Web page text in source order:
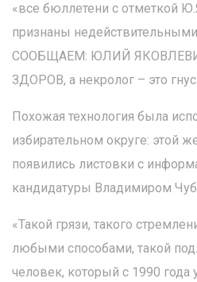
«все бюллетени с отметкой
признаны
СООБЩАЕМ: ЮЛИЙ
ЗДОРОВ, а некролог – это
Похожая технология была
избирательном округе: этой
появились листовки с
кандидатуры Владимиром
«Такой грязи, такого
любыми способами, такой
человек, который с 1990 года